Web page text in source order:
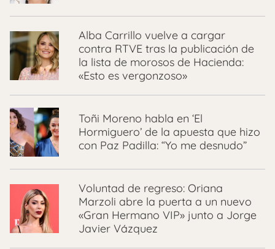
Alba Carrillo vuelve a cargar
contra RTVE tras la publicación de
la lista de morosos de Hacienda:
«Esto es vergonzoso»
Toñi Moreno habla en ‘El
Hormiguero’ de la apuesta que hizo
con Paz Padilla: “Yo me desnudo”
Voluntad de regreso: Oriana
Marzoli abre la puerta a un nuevo
«Gran Hermano VIP» junto a Jorge
Javier Vázquez